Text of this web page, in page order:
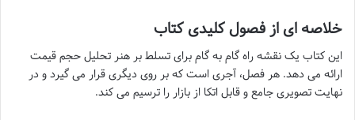
خلاصه ای از فصول کلیدی کتاب
این کتاب یک نقشه راه گام به گام برای تسلط بر هنر تحلیل حجم قیمت
ارائه می دهد. هر فصل، آجری است که بر روی دیگری قرار می گیرد و در
نهایت تصویری جامع و قابل اتکا از بازار را ترسیم می کند.